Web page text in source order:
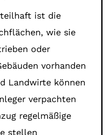
ist die
wie sie
oder
vorhanden
Landwirte können
verpachten
regelmäßige
stellen